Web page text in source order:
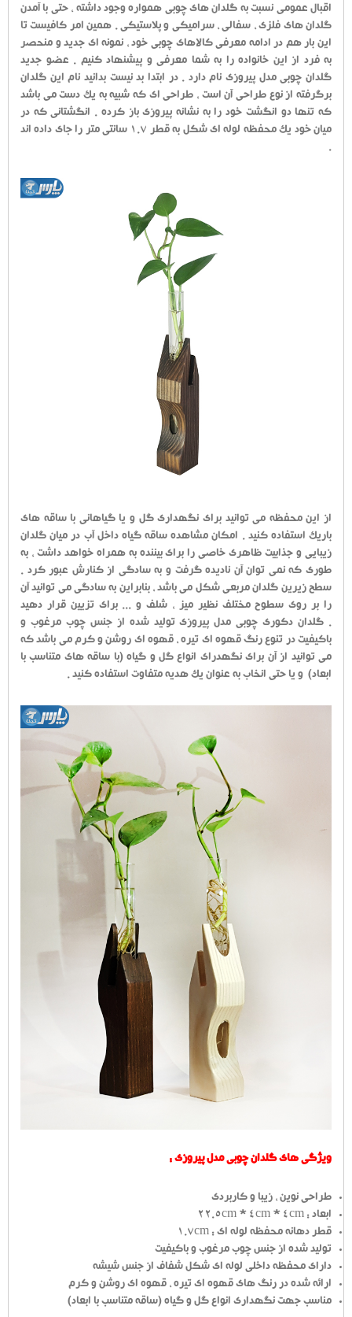
اقبال عمومی نسبت به گلدان های چوبی همواره وجود داشته ، حتی با آمدن
گلدان های فلزی ، سفالی ، سرامیکی و پلاستیکی . همین امر کافیست تا
این بار هم در ادامه معرفی کالاهای چوبی خود ، نمونه ای جدید و منحصر
به فرد از این خانواده را به شما معرفی و پیشنهاد کنیم . عضو جدید
گلدان چوبی مدل پیروزی نام دارد . در ابتدا بد نیست بدانید نام این گلدان
برگرفته از نوع طراحی آن است ، طراحی ای که شبیه به یک دست می باشد
که تنها دو انگشت خود را به نشانه پیروزی باز کرده . انگشتانی که در
میان خود یک محفظه لوله ای شکل به قطر 1.7 سانتی متر را جای داده اند
.
از این محفظه می توانید برای نگهداری گل و یا گیاهانی با ساقه های
باریک استفاده کنید . امکان مشاهده ساقه گیاه داخل آب در میان گلدان
زیبایی و جذابیت ظاهری خاصی را برای بیننده به همراه خواهد داشت ، به
طوری که نمی توان آن نادیده گرفت و به سادگی از کنارش عبور کرد .
سطح زیرین گلدان مربعی شکل می باشد ، بنابراین به سادگی می توانید آن
را بر روی سطوح مختلف نظیر میز ، شلف و ... برای تزیین قرار دهید
. گلدان دکوری چوبی مدل پیروزی تولید شده از جنس چوب مرغوب و
باکیفیت در تنوع رنگ قهوه ای تیره ، قهوه ای روشن و کرم می باشد که
می توانید از آن برای نگهدرای انواع گل و گیاه (با ساقه های متناسب با
ابعاد) و یا حتی انخاب به عنوان یک هدیه متفاوت استفاده کنید .
ویژگی های گلدان چوبی مدل پیروزی :
طراحی نوین ، زیبا و کاربردی
ابعاد : 22.5cm * 4cm * 4cm
قطر دهانه محفظه لوله ای : 1.7cm
تولید شده از جنس چوب مرغوب و باکیفیت
دارای محفظه داخلی لوله ای شکل شفاف از جنس شیشه
ارائه شده در رنگ های قهوه ای تیره ، قهوه ای روشن و کرم
مناسب جهت نگهداری انواع گل و گیاه (ساقه متناسب با ابعاد)